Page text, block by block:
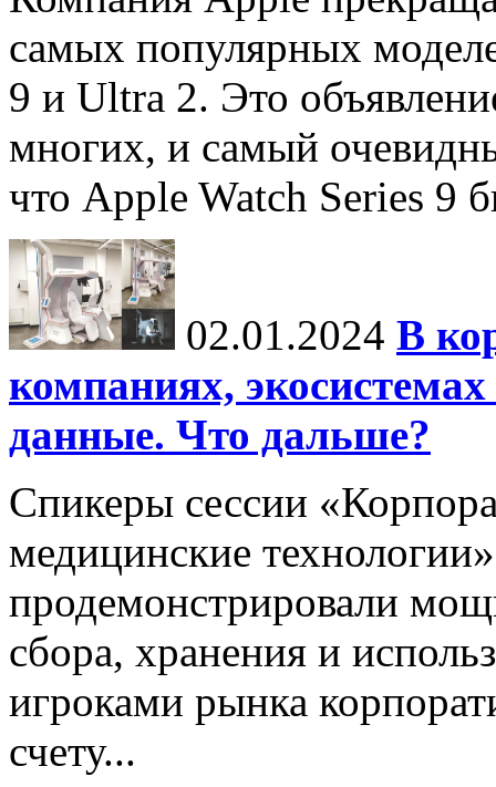
самых популярных
9 и Ultra 2. Это
многих, и самый
что Apple Watch Series 9
02.01.2024 В
компаниях,
данные. Что дальше?
Спикеры сессии
медицинские
продемонстрировали
сбора, хранения и
игроками рынка
счету...